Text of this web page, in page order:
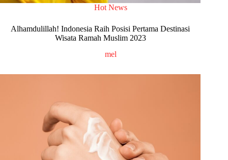
Hot News
Alhamdulillah! Indonesia Raih Posisi Pertama Destinasi
Wisata Ramah Muslim 2023
mel